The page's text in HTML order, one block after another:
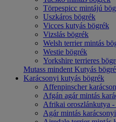
Törpespicc mintájú
Uszkáros bögrék
Vicces kutyás bögrék
Vizslás bögrék
Welsh terrier mintás
Westie bögrék
Yorkshire terrieres
Mutass mindent Kutyás
Karácsonyi kutyás bögrék
Affenpinscher
Afgán agár mintás
Afrikai oroszlánkutya
Agár mintás